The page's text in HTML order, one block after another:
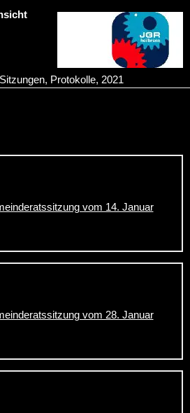
Sitzungen, Protokolle, 2021
vom 14. Januar
vom 28. Januar